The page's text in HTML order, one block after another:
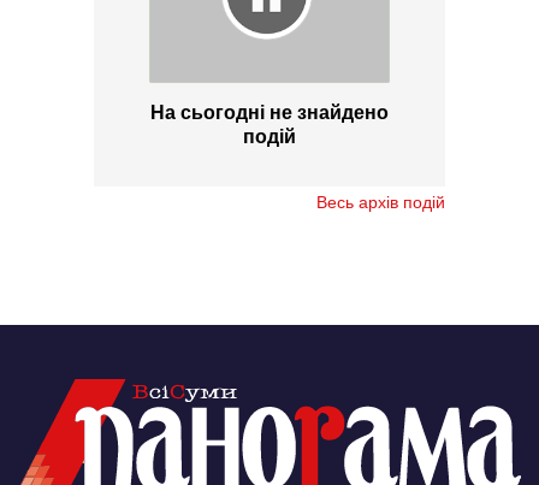
На сьогодні не знайдено
подій
Весь архів подій